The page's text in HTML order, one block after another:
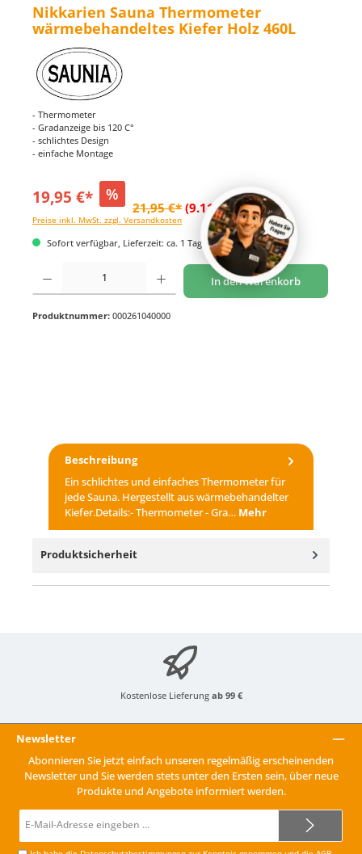
Nikkarien Sauna Thermometer
wärmebehandeltes Kiefer Holz 460L
- Thermometer
- Gradanzeige bis 120 C°
- schlichtes Design
- einfache Montage
19,95 €* %
21,95 €* (9.11% gespart)
Preise inkl. MwSt. zzgl. Versandkosten
Sofort verfügbar, Lieferzeit: ca. 1 Tag
Produkt Anzahl: Gib den gewünschten Wert ein oder benutze die Schaltflächen um
In den Warenkorb
Produktnummer: 000261040000
Beschreibung
Ein schlichtes und einfaches Thermometer für
jede Sauna. Hergestellt aus wärmebehandelter
Kiefer.Details:- Thermometer - Gra… Mehr
Produktsicherheit
Kostenlose Lieferung ab 99 €
Newsletter
Abonnieren Sie jetzt einfach unseren regelmäßig erscheinenden
Newsletter und Sie werden stets unter den Ersten sein, über neue
Produkte und Angebote informiert werden.
Mail-